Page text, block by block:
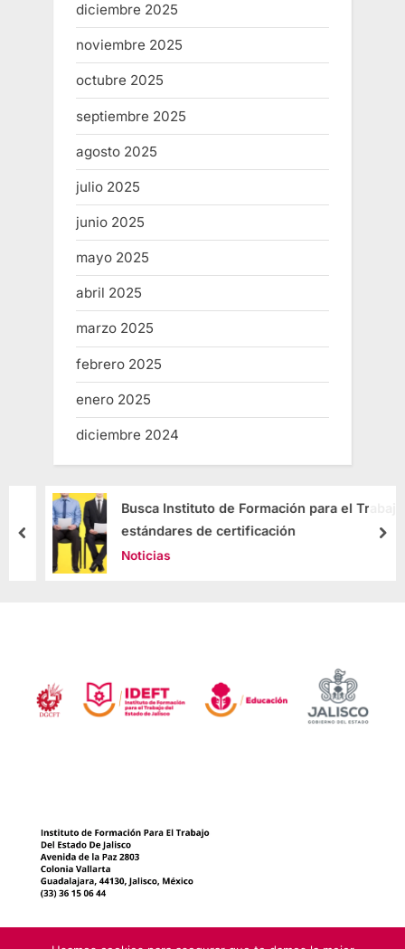
diciembre 2025
noviembre 2025
octubre 2025
septiembre 2025
agosto 2025
julio 2025
junio 2025
mayo 2025
abril 2025
marzo 2025
febrero 2025
enero 2025
diciembre 2024
Busca Instituto de Formación para el Trabajo
estándares de certificación
Noticias